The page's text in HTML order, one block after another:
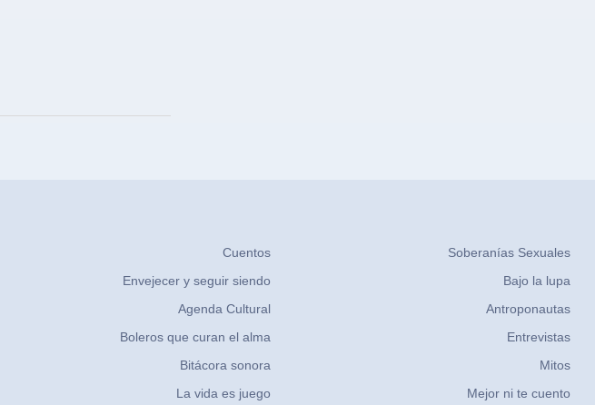
Cuentos
Envejecer y seguir siendo
Agenda Cultural
Boleros que curan el alma
Bitácora sonora
La vida es juego
Soberanías Sexuales
Bajo la lupa
Antroponautas
Entrevistas
Mitos
Mejor ni te cuento